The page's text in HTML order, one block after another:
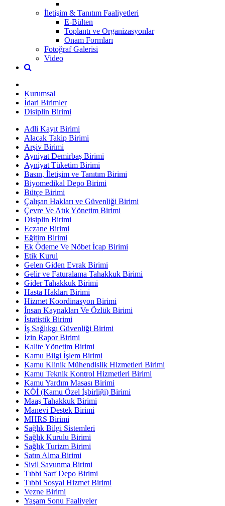
İletişim & Tanıtım Faaliyetleri
E-Bülten
Toplantı ve Organizasyonlar
Onam Formları
Fotoğraf Galerisi
Video
Kurumsal
İdari Birimler
Disiplin Birimi
Adli Kayıt Birimi
Alacak Takip Birimi
Arşiv Birimi
Ayniyat Demirbaş Birimi
Ayniyat Tüketim Birimi
Basın, İletişim ve Tanıtım Birimi
Biyomedikal Depo Birimi
Bütçe Birimi
Çalışan Hakları ve Güvenliği Birimi
Çevre Ve Atık Yönetim Birimi
Disiplin Birimi
Eczane Birimi
Eğitim Birimi
Ek Ödeme Ve Nöbet İcap Birimi
Etik Kurul
Gelen Giden Evrak Birimi
Gelir ve Faturalama Tahakkuk Birimi
Gider Tahakkuk Birimi
Hasta Hakları Birimi
Hizmet Koordinasyon Birimi
İnsan Kaynakları Ve Özlük Birimi
İstatistik Birimi
İş Sağlıkgı Güvenliği Birimi
İzin Rapor Birimi
Kalite Yönetim Birimi
Kamu Bilgi İşlem Birimi
Kamu Klinik Mühendislik Hizmetleri Birimi
Kamu Teknik Kontrol Hizmetleri Birimi
Kamu Yardım Masası Birimi
KÖİ (Kamu Özel İşbirliği) Birimi
Maaş Tahakkuk Birimi
Manevi Destek Birimi
MHRS Birimi
Sağlık Bilgi Sistemleri
Sağlık Kurulu Birimi
Sağlık Turizm Birimi
Satın Alma Birimi
Sivil Savunma Birimi
Tıbbi Sarf Depo Birimi
Tıbbi Sosyal Hizmet Birimi
Vezne Birimi
Yaşam Sonu Faaliyeler